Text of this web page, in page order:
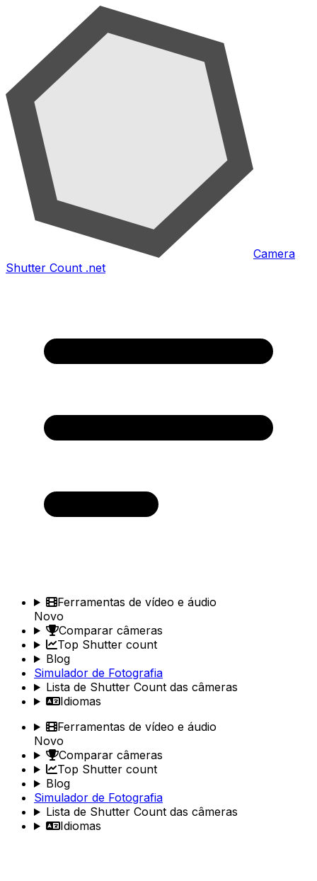
Camera
Shutter Count .net
Ferramentas de vídeo e áudio
Novo
Comparar câmeras
Top Shutter count
Blog
Simulador de Fotografia
Lista de Shutter Count das câmeras
Idiomas
Ferramentas de vídeo e áudio
Novo
Comparar câmeras
Top Shutter count
Blog
Simulador de Fotografia
Lista de Shutter Count das câmeras
Idiomas